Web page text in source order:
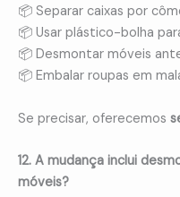
📦 Separar caixas por
📦 Usar plástico-bolha
📦 Desmontar móveis
📦 Embalar roupas em
Se precisar, oferecemos
12. A mudança inclui
móveis?